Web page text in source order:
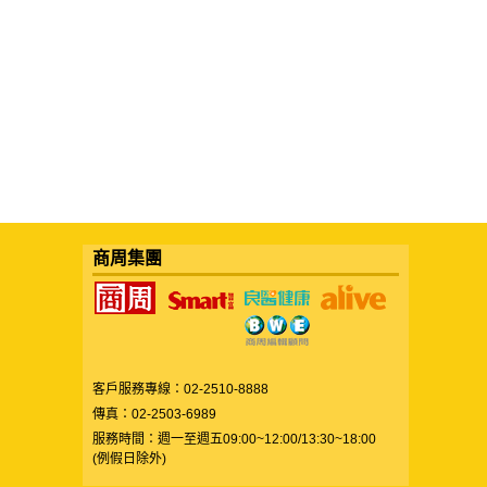
商周集團
客戶服務專線：02-2510-8888
傳真：02-2503-6989
服務時間：週一至週五09:00~12:00/13:30~18:00
(例假日除外)